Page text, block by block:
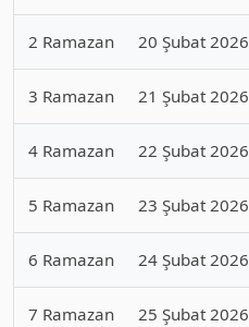
2 Ramazan 20 Şubat 2026
3 Ramazan 21 Şubat 2026
4 Ramazan 22 Şubat 2026
5 Ramazan 23 Şubat 2026
6 Ramazan 24 Şubat 2026
7 Ramazan 25 Şubat 2026